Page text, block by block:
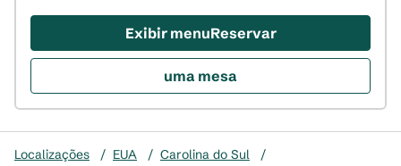
Exibir menuReservar
uma mesa
Localizações / EUA / Carolina do Sul
/